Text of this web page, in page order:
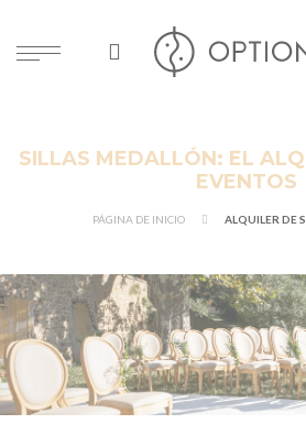
SILLAS MEDALLÓN: EL
EVENTOS
PÁGINA DE INICIO ALQUILER DE